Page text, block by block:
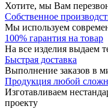
Хотите, мы Вам
Собственное
Мы используем
100% гарантия на товар
На все изделия выдаем
Быстрая доставка
Выполнение заказов в
Продукция любой
Изготавливаем
проекту